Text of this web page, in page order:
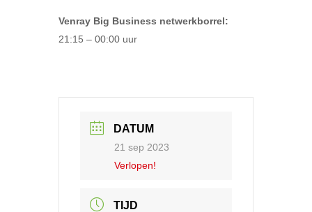
Venray Big Business netwerkborrel:
21:15 – 00:00 uur
DATUM
21 sep 2023
Verlopen!
TIJD